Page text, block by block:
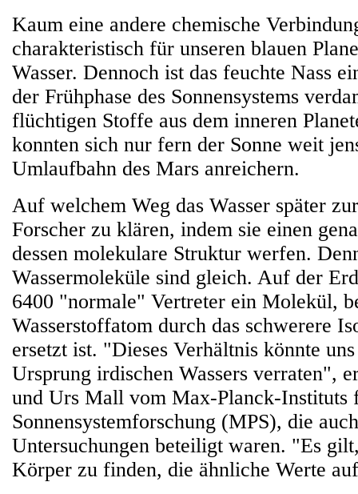
Kaum eine andere chemische
charakteristisch für unseren blauen
Wasser. Dennoch ist das feuchte Nass
der Frühphase des Sonnensystems
flüchtigen Stoffe aus dem inneren
konnten sich nur fern der Sonne weit
Umlaufbahn des Mars anreichern.
Auf welchem Weg das Wasser später
Forscher zu klären, indem sie einen
dessen molekulare Struktur werfen.
Wassermoleküle sind gleich. Auf der
6400 "normale" Vertreter ein Molekül,
Wasserstoffatom durch das schwerere
ersetzt ist. "Dieses Verhältnis könnte
Ursprung irdischen Wassers verraten",
und Urs Mall vom Max-Planck-Instituts
Sonnensystemforschung (MPS), die
Untersuchungen beteiligt waren. "Es
Körper zu finden, die ähnliche Werte